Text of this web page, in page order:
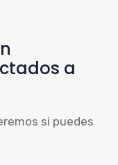
a
si puedes